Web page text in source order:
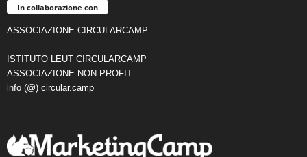
In collaborazione con
ASSOCIAZIONE CIRCULARCAMP
ISTITUTO LEUT CIRCULARCAMP
ASSOCIAZIONE NON-PROFIT
info (@) circular.camp